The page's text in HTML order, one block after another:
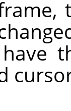
have